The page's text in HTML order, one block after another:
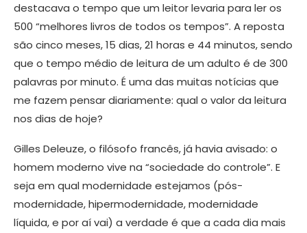
destacava o tempo que um leitor levaria para ler os
500 “melhores livros de todos os tempos”. A reposta
são cinco meses, 15 dias, 21 horas e 44 minutos, sendo
que o tempo médio de leitura de um adulto é de 300
palavras por minuto. É uma das muitas notícias que
me fazem pensar diariamente: qual o valor da leitura
nos dias de hoje?
Gilles Deleuze, o filósofo francês, já havia avisado: o
homem moderno vive na “sociedade do controle”. E
seja em qual modernidade estejamos (pós-
modernidade, hipermodernidade, modernidade
líquida, e por aí vai) a verdade é que a cada dia mais